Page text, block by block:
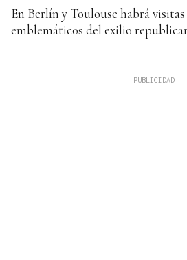
En Berlín y Toulouse habrá
emblemáticos del exilio